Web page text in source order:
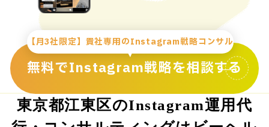
【月3社限定】貴社専用のInstagram戦略コンサル
無料でInstagram戦略を相談する
東京都江東区のInstagram運用代